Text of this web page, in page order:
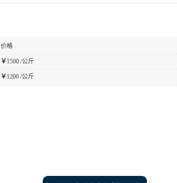
价格
￥ 1500 /公斤
￥ 1200 /公斤